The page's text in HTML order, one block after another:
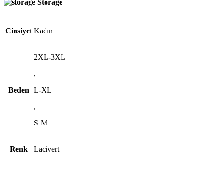
Storage
Cinsiyet Kadın
Beden
2XL-3XL
,
L-XL
,
S-M
Renk Lacivert